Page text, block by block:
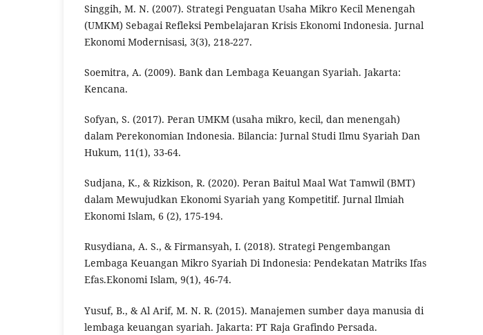
Singgih, M. N. (2007). Strategi Penguatan Usaha Mikro Kecil Menengah
(UMKM) Sebagai Refleksi Pembelajaran Krisis Ekonomi Indonesia. Jurnal
Ekonomi Modernisasi, 3(3), 218-227.
Soemitra, A. (2009). Bank dan Lembaga Keuangan Syariah. Jakarta:
Kencana.
Sofyan, S. (2017). Peran UMKM (usaha mikro, kecil, dan menengah)
dalam Perekonomian Indonesia. Bilancia: Jurnal Studi Ilmu Syariah Dan
Hukum, 11(1), 33-64.
Sudjana, K., & Rizkison, R. (2020). Peran Baitul Maal Wat Tamwil (BMT)
dalam Mewujudkan Ekonomi Syariah yang Kompetitif. Jurnal Ilmiah
Ekonomi Islam, 6 (2), 175-194.
Rusydiana, A. S., & Firmansyah, I. (2018). Strategi Pengembangan
Lembaga Keuangan Mikro Syariah Di Indonesia: Pendekatan Matriks Ifas
Efas.Ekonomi Islam, 9(1), 46-74.
Yusuf, B., & Al Arif, M. N. R. (2015). Manajemen sumber daya manusia di
lembaga keuangan syariah. Jakarta: PT Raja Grafindo Persada.